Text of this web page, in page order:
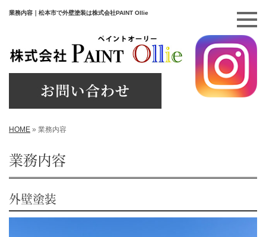
業務内容｜松本市で外壁塗装は株式会社PAINT Ollie
HOME » 業務内容
業務内容
外壁塗装